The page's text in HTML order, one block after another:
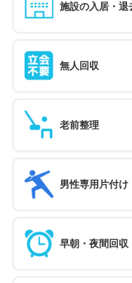
施設の入居・退
無人回収
老前整理
男性専用片付け
早朝・夜間回収